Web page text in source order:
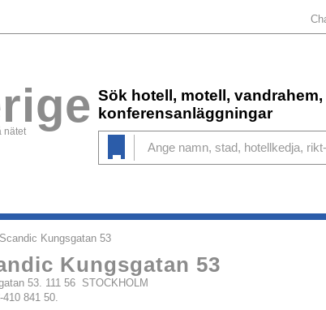
nätet
Sök hotell, motell,
konferensanläggningar
Scandic Kungsgatan 53
Kungsgatan 53
53. 111 56 STOCKHOLM
410 841 50.